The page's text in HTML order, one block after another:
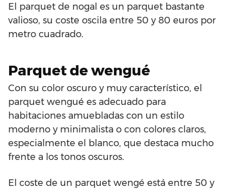
El parquet de nogal es un parquet bastante
valioso, su coste oscila entre 50 y 80 euros por
metro cuadrado.
Parquet de wengué
Con su color oscuro y muy característico, el
parquet wengué es adecuado para
habitaciones amuebladas con un estilo
moderno y minimalista o con colores claros,
especialmente el blanco, que destaca mucho
frente a los tonos oscuros.
El coste de un parquet wengé está entre 50 y